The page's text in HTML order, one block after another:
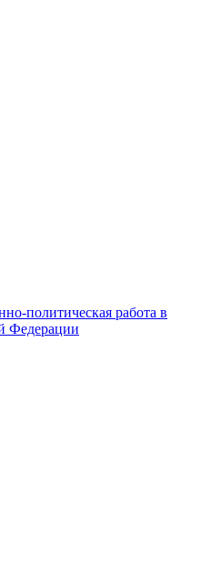
политическая работа в
Федерации